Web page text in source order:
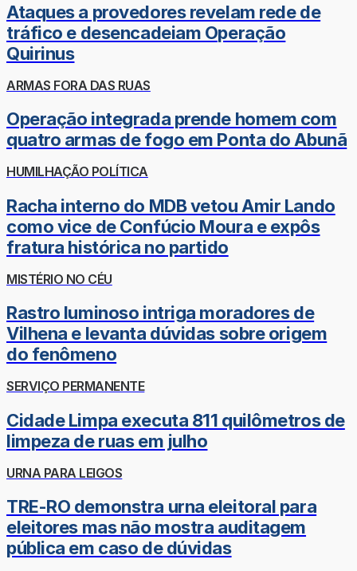
Ataques a provedores revelam rede de
tráfico e desencadeiam Operação
Quirinus
ARMAS FORA DAS RUAS
Operação integrada prende homem com
quatro armas de fogo em Ponta do Abunã
HUMILHAÇÃO POLÍTICA
Racha interno do MDB vetou Amir Lando
como vice de Confúcio Moura e expôs
fratura histórica no partido
MISTÉRIO NO CÉU
Rastro luminoso intriga moradores de
Vilhena e levanta dúvidas sobre origem
do fenômeno
SERVIÇO PERMANENTE
Cidade Limpa executa 811 quilômetros de
limpeza de ruas em julho
URNA PARA LEIGOS
TRE-RO demonstra urna eleitoral para
eleitores mas não mostra auditagem
pública em caso de dúvidas